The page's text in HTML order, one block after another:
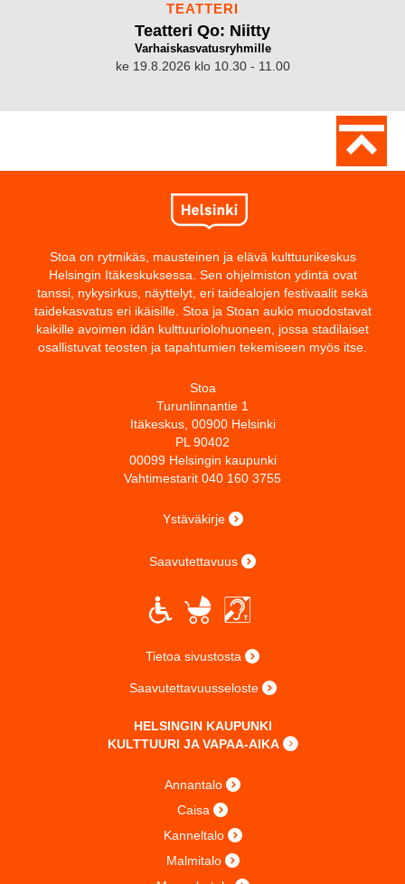
TEATTERI
Teatteri Qo: Niitty
Varhaiskasvatusryhmille
ke 19.8.2026 klo 10.30 - 11.00
Stoa on rytmikäs, mausteinen ja elävä kulttuurikeskus
Helsingin Itäkeskuksessa. Sen ohjelmiston ydintä ovat
tanssi, nykysirkus, näyttelyt, eri taidealojen festivaalit sekä
taidekasvatus eri ikäisille. Stoa ja Stoan aukio muodostavat
kaikille avoimen idän kulttuuriolohuoneen, jossa stadilaiset
osallistuvat teosten ja tapahtumien tekemiseen myös itse.
Stoa
Turunlinnantie 1
Itäkeskus, 00900 Helsinki
PL 90402
00099 Helsingin kaupunki
Vahtimestarit 040 160 3755
Ystäväkirje
Saavutettavuus
Tietoa sivustosta
Saavutettavuusseloste
HELSINGIN KAUPUNKI
KULTTUURI JA VAPAA-AIKA
Annantalo
Caisa
Kanneltalo
Malmitalo